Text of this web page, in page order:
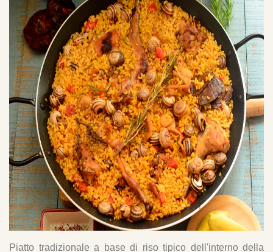
Piatto tradizionale a base di riso tipico dell'interno della